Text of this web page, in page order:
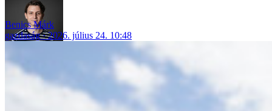
Benics Márk
gazdaság
2026. július 24. 10:48